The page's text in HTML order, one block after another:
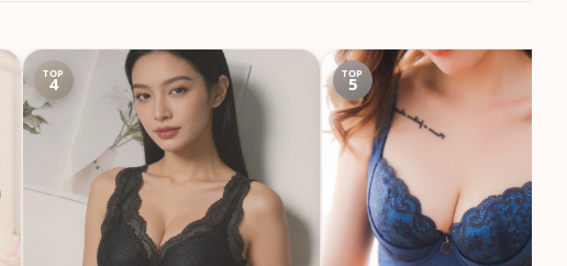
TOP
4 TOP
5